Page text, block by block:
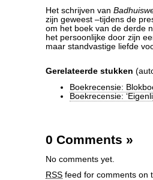
Het schrijven van
zijn geweest –tijdens de
om het boek van de derde
het persoonlijke door zijn
maar standvastige liefde
Gerelateerde stukken
Boekrecensie:
Boekrecensie:
0 Comments »
No comments yet.
RSS feed for comments on